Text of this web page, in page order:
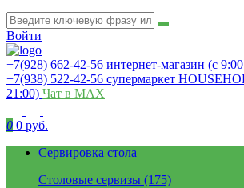
Войти
+7(928) 662-42-56 интернет-магазин (с
+7(938) 522-42-56 супермаркет
21:00) Чат в MAX
0 0 руб.
Сервировка стола
Столовые сервизы (175)